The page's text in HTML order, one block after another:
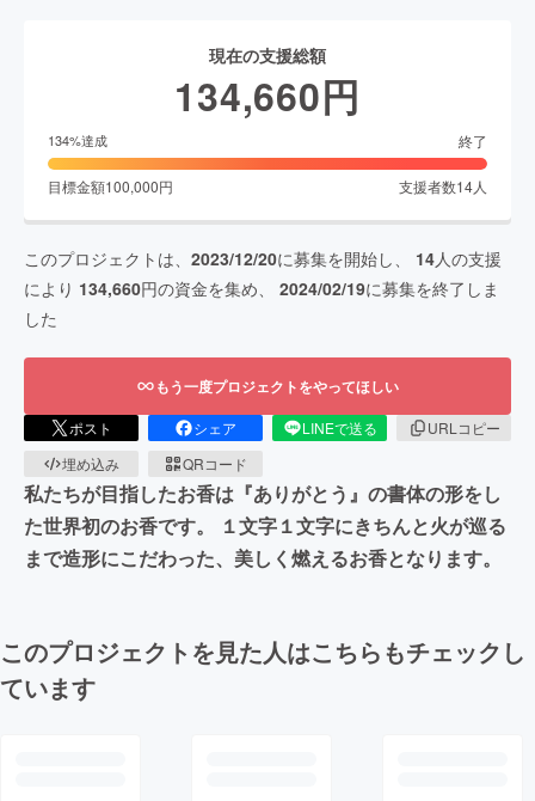
現在の支援総額
134,660円
134%達成 終了
目標金額100,000円 支援者数14人
このプロジェクトは、 2023/12/20に募集を開始し、 14人の支援
により 134,660円の資金を集め、 2024/02/19に募集を終了しま
した
もう一度プロジェクトをやってほしい
ポスト シェア LINEで送る
URLコピー
埋め込み
QRコード
私たちが目指したお香は『ありがとう』の書体の形をし
た世界初のお香です。 １文字１文字にきちんと火が巡る
まで造形にこだわった、美しく燃えるお香となります。
このプロジェクトを見た人はこちらもチェックし
ています